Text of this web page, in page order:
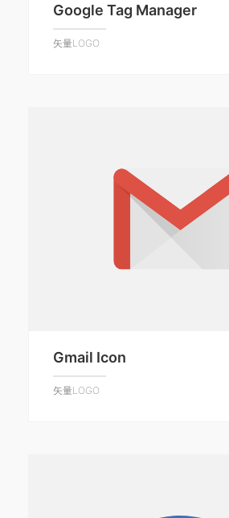
Google Tag Manager
矢量LOGO
Gmail Icon
矢量LOGO